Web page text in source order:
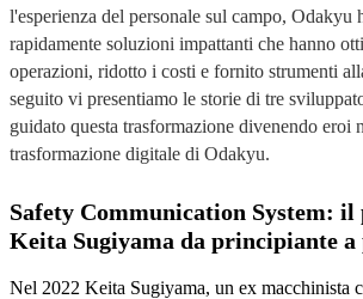
l'esperienza del personale sul campo, Odakyu
rapidamente soluzioni impattanti che hanno
operazioni, ridotto i costi e fornito strumenti
seguito vi presentiamo le storie di tre
guidato questa trasformazione divenendo eroi
trasformazione digitale di Odakyu.
Safety Communication System: il
Keita Sugiyama da principiante a
Nel 2022 Keita Sugiyama, un ex macchinista